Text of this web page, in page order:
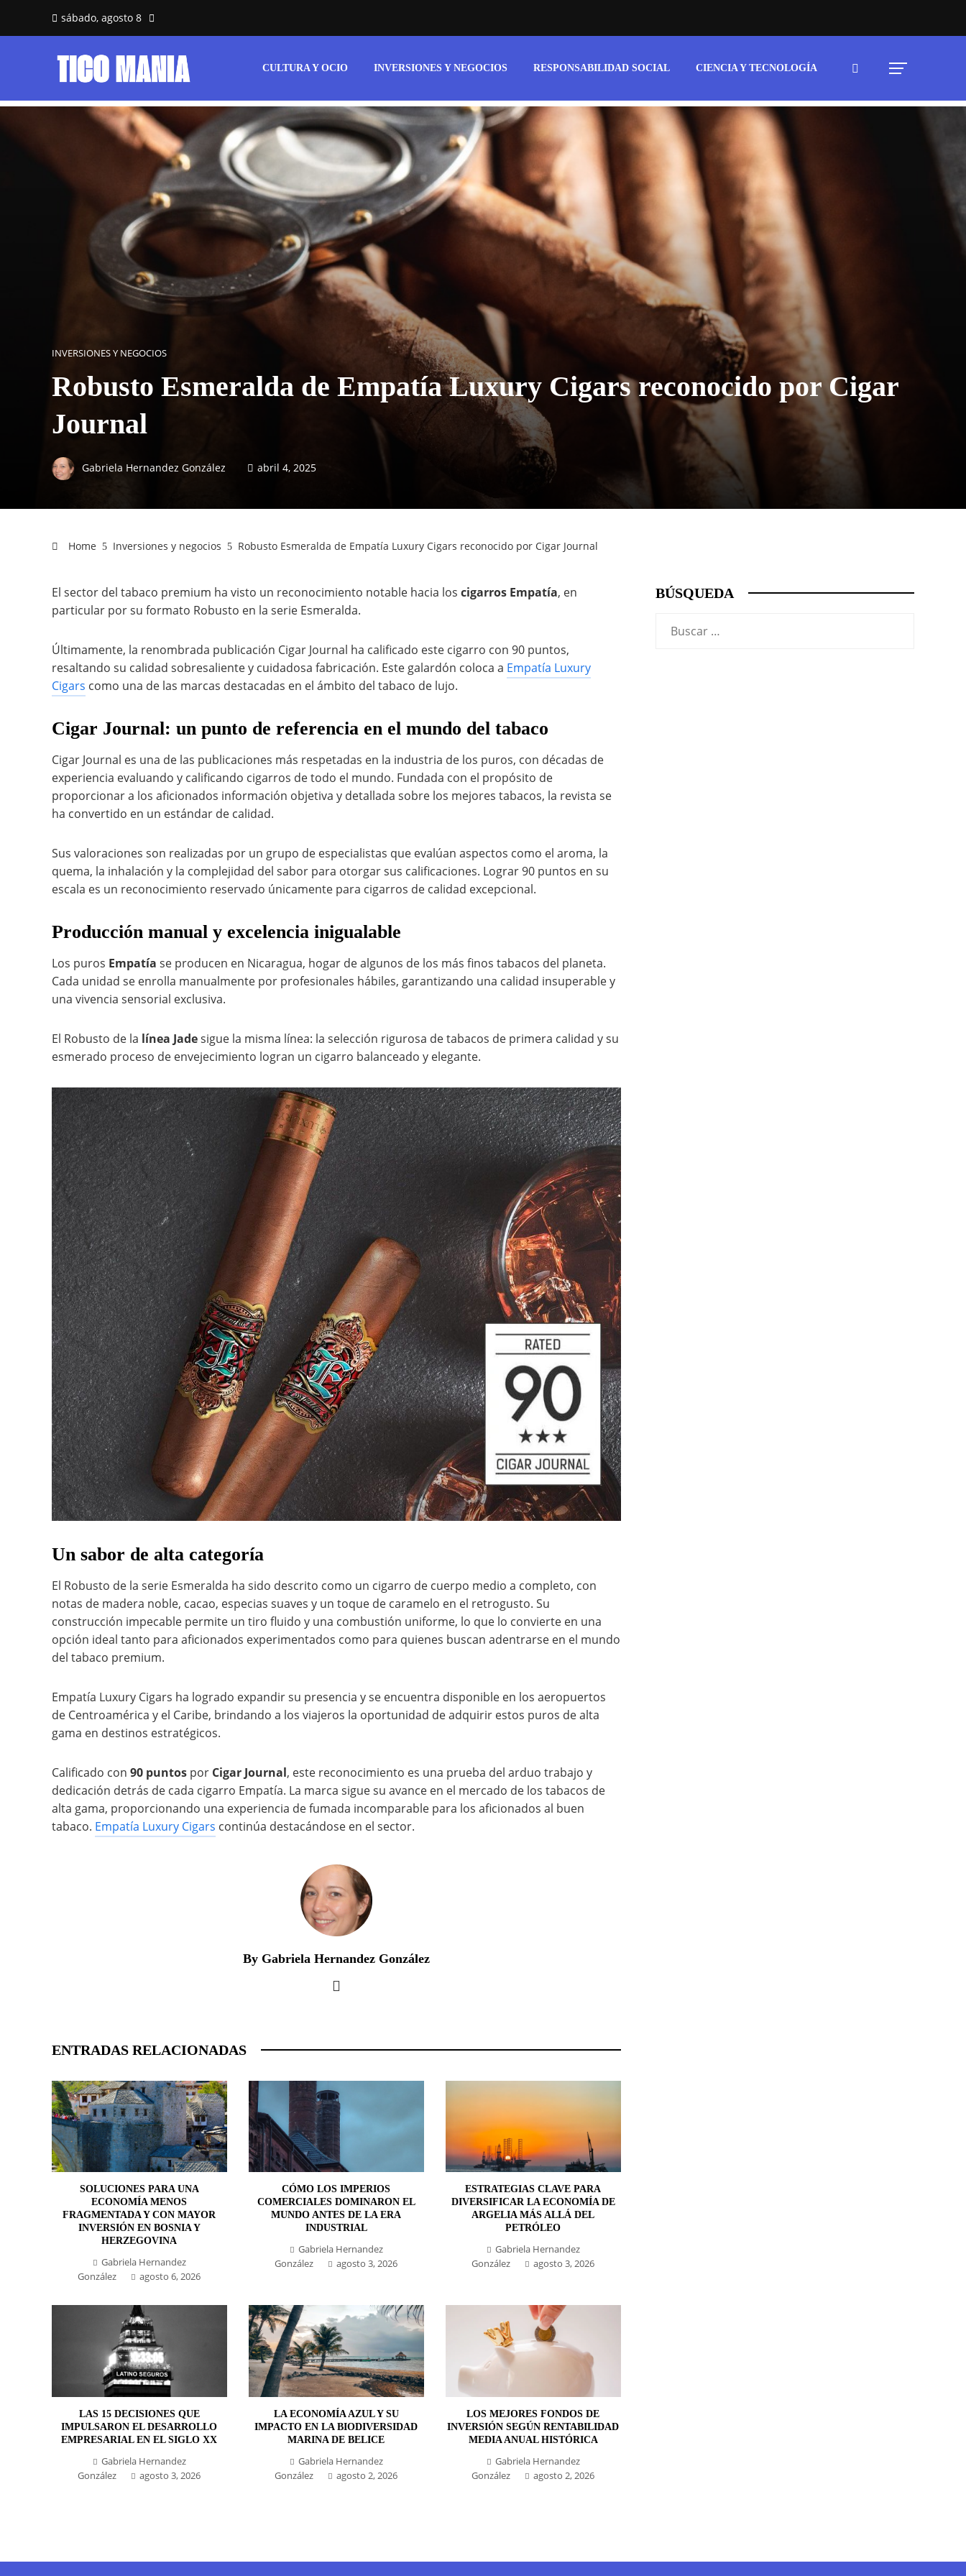
sábado, agosto 8
CULTURA Y OCIO INVERSIONES Y NEGOCIOS RESPONSABILIDAD SOCIAL CIENCIA Y TECNOLOGÍA
INVERSIONES Y NEGOCIOS
Robusto Esmeralda de Empatía Luxury Cigars reconocido por Cigar
Journal
Gabriela Hernandez González abril 4, 2025
Home Inversiones y negocios Robusto Esmeralda de Empatía Luxury Cigars reconocido por Cigar Journal
El sector del tabaco premium ha visto un reconocimiento notable hacia los cigarros Empatía, en
particular por su formato Robusto en la serie Esmeralda.
Últimamente, la renombrada publicación Cigar Journal ha calificado este cigarro con 90 puntos,
resaltando su calidad sobresaliente y cuidadosa fabricación. Este galardón coloca a Empatía Luxury
Cigars como una de las marcas destacadas en el ámbito del tabaco de lujo.
Cigar Journal: un punto de referencia en el mundo del tabaco
Cigar Journal es una de las publicaciones más respetadas en la industria de los puros, con décadas de
experiencia evaluando y calificando cigarros de todo el mundo. Fundada con el propósito de
proporcionar a los aficionados información objetiva y detallada sobre los mejores tabacos, la revista se
ha convertido en un estándar de calidad.
Sus valoraciones son realizadas por un grupo de especialistas que evalúan aspectos como el aroma, la
quema, la inhalación y la complejidad del sabor para otorgar sus calificaciones. Lograr 90 puntos en su
escala es un reconocimiento reservado únicamente para cigarros de calidad excepcional.
Producción manual y excelencia inigualable
Los puros Empatía se producen en Nicaragua, hogar de algunos de los más finos tabacos del planeta.
Cada unidad se enrolla manualmente por profesionales hábiles, garantizando una calidad insuperable y
una vivencia sensorial exclusiva.
El Robusto de la línea Jadesigue la misma línea: la selección rigurosa de tabacos de primera calidad y su
esmerado proceso de envejecimiento logran un cigarro balanceado y elegante.
Un sabor de alta categoría
El Robusto de la serie Esmeralda ha sido descrito como un cigarro de cuerpo medio a completo, con
notas de madera noble, cacao, especias suaves y un toque de caramelo en el retrogusto. Su
construcción impecable permite un tiro fluido y una combustión uniforme, lo que lo convierte en una
opción ideal tanto para aficionados experimentados como para quienes buscan adentrarse en el mundo
del tabaco premium.
Empatía Luxury Cigars ha logrado expandir su presencia y se encuentra disponible en los aeropuertos
de Centroamérica y el Caribe, brindando a los viajeros la oportunidad de adquirir estos puros de alta
gama en destinos estratégicos.
Calificado con 90 puntos por Cigar Journal, este reconocimiento es una prueba del arduo trabajo y
dedicación detrás de cada cigarro Empatía. La marca sigue su avance en el mercado de los tabacos de
alta gama, proporcionando una experiencia de fumada incomparable para los aficionados al buen
tabaco. Empatía Luxury Cigars continúa destacándose en el sector.
By Gabriela Hernandez González
ENTRADAS RELACIONADAS
SOLUCIONES PARA UNA
ECONOMÍA MENOS
FRAGMENTADA Y CON MAYOR
INVERSIÓN EN BOSNIA Y
HERZEGOVINA
Gabriela Hernandez
González
agosto 6, 2026
CÓMO LOS IMPERIOS
COMERCIALES DOMINARON EL
MUNDO ANTES DE LA ERA
INDUSTRIAL
Gabriela Hernandez
González
agosto 3, 2026
ESTRATEGIAS CLAVE PARA
DIVERSIFICAR LA ECONOMÍA DE
ARGELIA MÁS ALLÁ DEL
PETRÓLEO
Gabriela Hernandez
González
agosto 3, 2026
LAS 15 DECISIONES QUE
IMPULSARON EL DESARROLLO
EMPRESARIAL EN EL SIGLO XX
Gabriela Hernandez
González
agosto 3, 2026
LA ECONOMÍA AZUL Y SU
IMPACTO EN LA BIODIVERSIDAD
MARINA DE BELICE
Gabriela Hernandez
González
agosto 2, 2026
LOS MEJORES FONDOS DE
INVERSIÓN SEGÚN RENTABILIDAD
MEDIA ANUAL HISTÓRICA
Gabriela Hernandez
González
agosto 2, 2026
BÚSQUEDA